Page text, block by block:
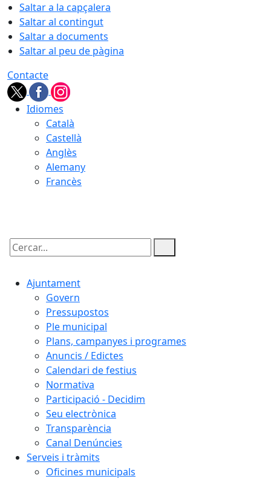
Saltar a la capçalera
Saltar al contingut
Saltar a documents
Saltar al peu de pàgina
Contacte
Idiomes
Català
Castellà
Anglès
Alemany
Francès
Cercar:
Ajuntament
Govern
Pressupostos
Ple municipal
Plans, campanyes i programes
Anuncis / Edictes
Calendari de festius
Normativa
Participació - Decidim
Seu electrònica
Transparència
Canal Denúncies
Serveis i tràmits
Oficines municipals